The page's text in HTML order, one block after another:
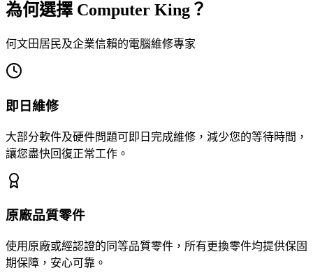
為何選擇 Computer King？
何文田居民及企業信賴的電腦維修專家
即日維修
大部分軟件及硬件問題可即日完成維修，減少您的等待時間，
讓您盡快回復正常工作。
原廠品質零件
使用原廠或經認證的同等品質零件，所有更換零件均提供保固
期保障，安心可靠。